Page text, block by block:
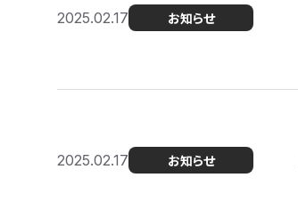
2025.02.17 お知らせ
2025.02.17 お知らせ